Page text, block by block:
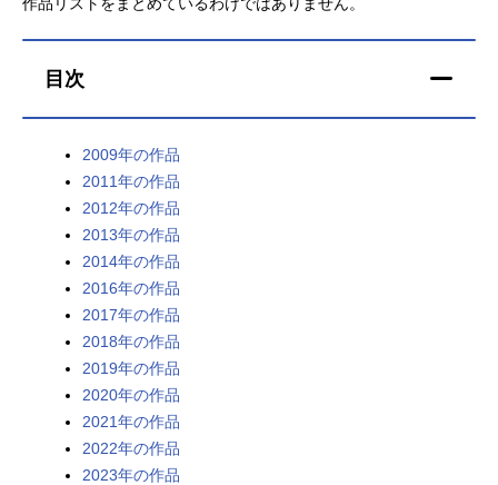
目次
2009年の作品
2011年の作品
2012年の作品
2013年の作品
2014年の作品
2016年の作品
2017年の作品
2018年の作品
2019年の作品
2020年の作品
2021年の作品
2022年の作品
2023年の作品